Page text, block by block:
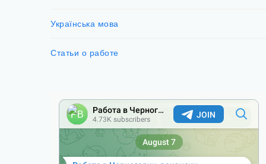
Українська мова
Статьи о работе